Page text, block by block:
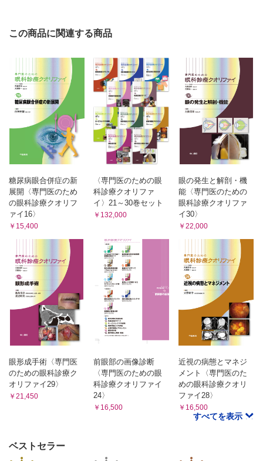
眼鏡による治療 （谷口紗織，小川葉子，坪田一男）
8 上流のリスクとその治療／涙液減少
涙液減少の原因 （高村悦子）
涙液減少眼でみられるさまざまな角膜上皮障害 （鎌尾知行）
ドライアイの内服治療 （小野眞史）
涙点プラグ （海道美奈子）
外科的涙点閉鎖 （渡辺 仁）
ドライアイの重症度別治療 （小室 青）
9 上流のリスクとその治療／蒸発亢進
マイボーム腺機能不全とその治療 （小島隆司）
マイボーム腺炎角結膜上皮症 （鈴木 智）
兎眼，閉瞼不全によるドライアイ （渡辺彰英）
ライフスタイルとドライアイ （戸田郁子）
コンタクトレンズとドライアイの関連性 （酒井利江子，横井
則彦）
コンタクトレンズ関連ドライアイの治療 （土至田 宏）
強膜レンズによるドライアイ治療 （吉野健一）
10 上流のリスクとその治療／瞬目時の摩擦亢進
結膜弛緩症とドライアイの関連 （小室 青）
上輪部角結膜炎 （加藤浩晃）
Lidwiper epitheliopathyとその治療 （白石 敦）
糸状角膜炎の眼瞼下垂手術による治療 （北澤耕司）
Meige症候群 （細谷友雅）
11 上流のリスクとその治療／眼表面上皮の水濡れ性低下
BUT短縮型ドライアイの診断と治療 （田 聖花）
この商品に関連する商品
糖尿病眼合併症の新
展開〈専門医のため
の眼科診療クオリフ
ァイ16〉
￥15,400
〈専門医のための眼
科診療クオリファ
イ〉21～30巻セット
￥132,000
眼の発生と解剖・機
能〈専門医のための
眼科診療クオリファ
イ30〉
￥22,000
眼形成手術〈専門医
のための眼科診療ク
オリファイ29〉
￥21,450
前眼部の画像診断
〈専門医のための眼
科診療クオリファイ
24〉
￥16,500
近視の病態とマネジ
メント〈専門医のた
めの眼科診療クオリ
ファイ28〉
￥16,500
すべてを表示
ベストセラー